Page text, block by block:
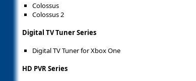
Colossus
Colossus 2
Digital TV Tuner Series
Digital TV Tuner for Xbox One
HD PVR Series